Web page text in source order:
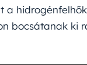
a
bocsátanak ki